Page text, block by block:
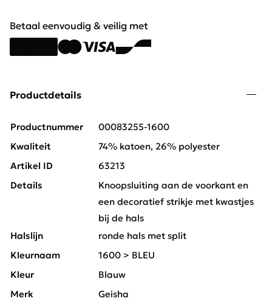
Betaal eenvoudig & veilig met
Productdetails
Productnummer
00083255-1600
Kwaliteit
74% katoen, 26% polyester
Artikel ID
63213
Details
Knoopsluiting aan de voorkant en
een decoratief strikje met kwastjes
bij de hals
Halslijn
ronde hals met split
Kleurnaam
1600 > BLEU
Kleur
Blauw
Merk
Geisha